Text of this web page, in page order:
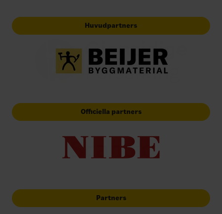
Huvudpartners
Officiella partners
Partners